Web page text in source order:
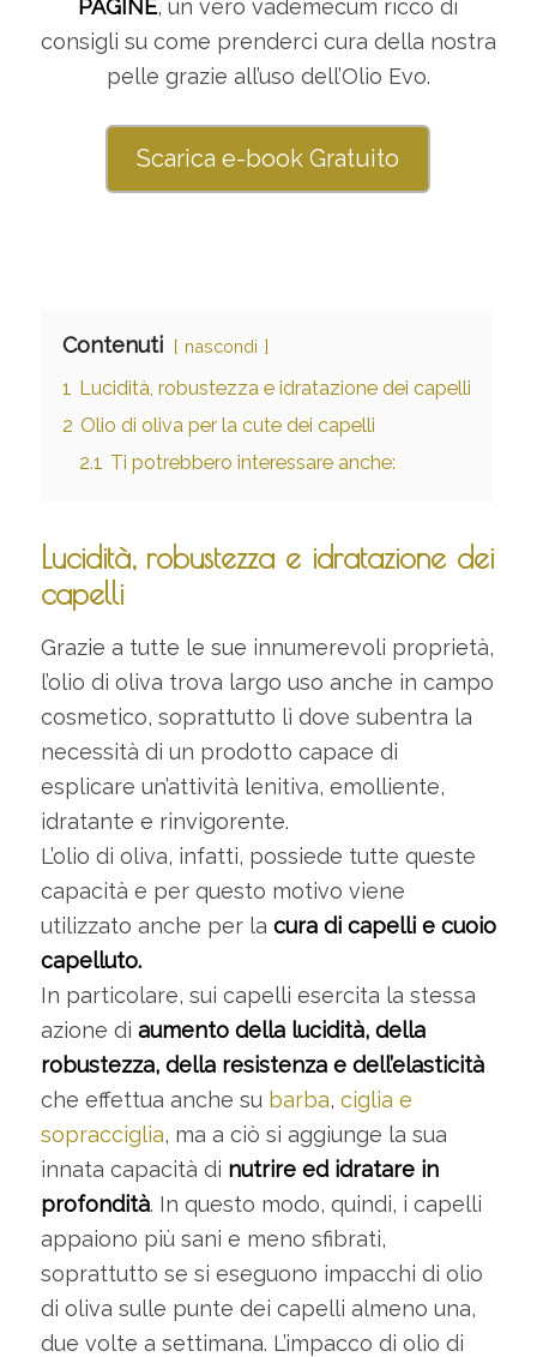
PAGINE, un vero vademecum ricco di
consigli su come prenderci cura della nostra
pelle grazie all’uso dell’Olio Evo.
Scarica e-book Gratuito
Contenuti nascondi
1 Lucidità, robustezza e idratazione dei capelli
2 Olio di oliva per la cute dei capelli
2.1 Ti potrebbero interessare anche:
Lucidità, robustezza e idratazione dei
capelli
Grazie a tutte le sue innumerevoli proprietà,
l’olio di oliva trova largo uso anche in campo
cosmetico, soprattutto lì dove subentra la
necessità di un prodotto capace di
esplicare un’attività lenitiva, emolliente,
idratante e rinvigorente.
L’olio di oliva, infatti, possiede tutte queste
capacità e per questo motivo viene
utilizzato anche per la cura di capelli e cuoio
capelluto.
In particolare, sui capelli esercita la stessa
azione di aumento della lucidità, della
robustezza, della resistenza e dell’elasticità
che effettua anche su barba, ciglia e
sopracciglia, ma a ciò si aggiunge la sua
innata capacità di nutrire ed idratare in
profondità. In questo modo, quindi, i capelli
appaiono più sani e meno sfibrati,
soprattutto se si eseguono impacchi di olio
di oliva sulle punte dei capelli almeno una,
due volte a settimana. L’impacco di olio di